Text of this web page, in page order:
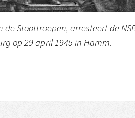
de Stoottroepen, arresteert de
op 29 april 1945 in Hamm.